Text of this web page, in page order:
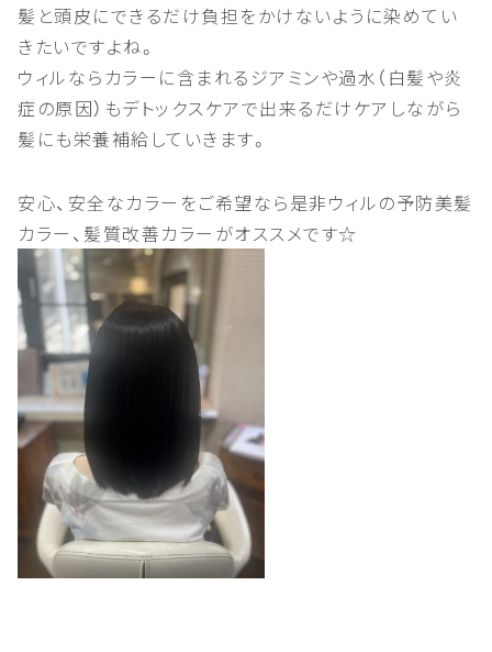
髪と頭皮にできるだけ負担をかけないように染めてい
きたいですよね。
ウィルならカラーに含まれるジアミンや過水（白髪や炎
症の原因）もデトックスケアで出来るだけケアしながら
髪にも栄養補給していきます。
安心、安全なカラーをご希望なら是非ウィルの予防美髪
カラー、髪質改善カラーがオススメです☆